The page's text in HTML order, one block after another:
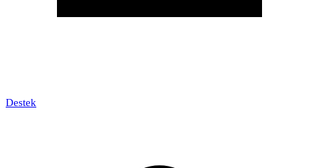
Destek